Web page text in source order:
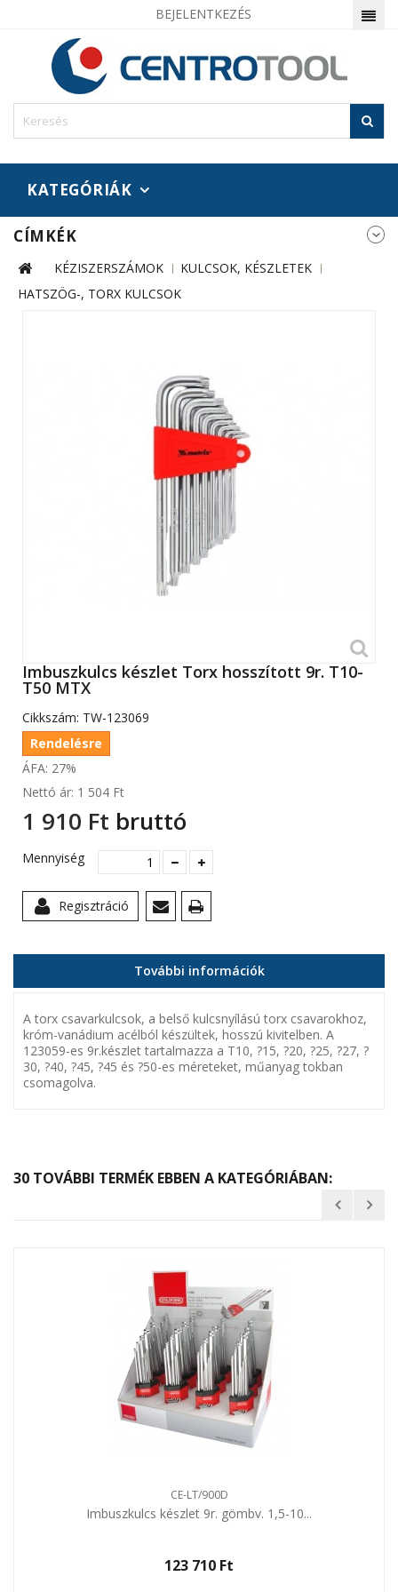
BEJELENTKEZÉS
KATEGÓRIÁK
CÍMKÉK
KÉZISZERSZÁMOK
KULCSOK, KÉSZLETEK
HATSZÖG-, TORX KULCSOK
Imbuszkulcs készlet Torx hosszított 9r. T10-
T50 MTX
Cikkszám: TW-123069
Rendelésre
ÁFA: 27%
Nettó ár: 1 504 Ft‎
1 910 Ft‎ bruttó
Mennyiség
Regisztráció
További információk
A torx csavarkulcsok, a belső kulcsnyílású torx csavarokhoz,
króm-vanádium acélból készültek, hosszú kivitelben. A
123059-es 9r.készlet tartalmazza a T10, ?15, ?20, ?25, ?27, ?
30, ?40, ?45, ?45 és ?50-es méreteket, műanyag tokban
csomagolva.
30 TOVÁBBI TERMÉK EBBEN A KATEGÓRIÁBAN:
CE-LT/900D
Imbuszkulcs készlet 9r. gömbv. 1,5-10...
123 710 Ft‎